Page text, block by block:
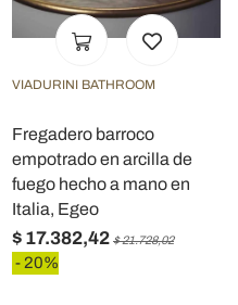
VIADURINI BATHROOM
Fregadero barroco
empotrado en arcilla de
fuego hecho a mano en
Italia, Egeo
$ 17.382,42 $ 21.728,02
- 20%